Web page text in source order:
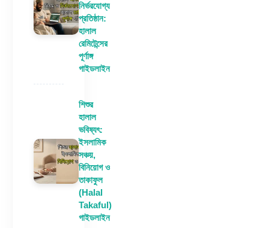
নির্ভরযোগ্য
প্রতিষ্ঠান:
হালাল
রেমিটেন্সের
পূর্ণাঙ্গ
গাইডলাইন
শিশুর
হালাল
ভবিষ্যৎ:
ইসলামিক
সঞ্চয়,
বিনিয়োগ ও
তাকাফুল
(Halal
Takaful)
গাইডলাইন